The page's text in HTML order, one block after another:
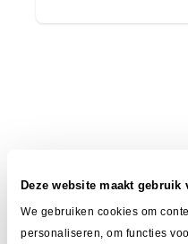
Deze website maakt gebruik
We gebruiken cookies om
personaliseren, om functies